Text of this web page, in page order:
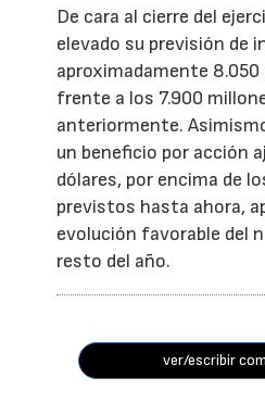
De cara al cierre del
elevado su previsión de
aproximadamente 8.050
frente a los 7.900
anteriormente.
un beneficio por acción
dólares, por encima de
previstos hasta ahora,
evolución favorable del
resto del año.
ver/escribir